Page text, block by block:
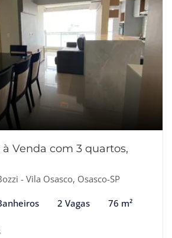
Venda com 3 quartos,
- Vila Osasco, Osasco-SP
2 Vagas 76 m²